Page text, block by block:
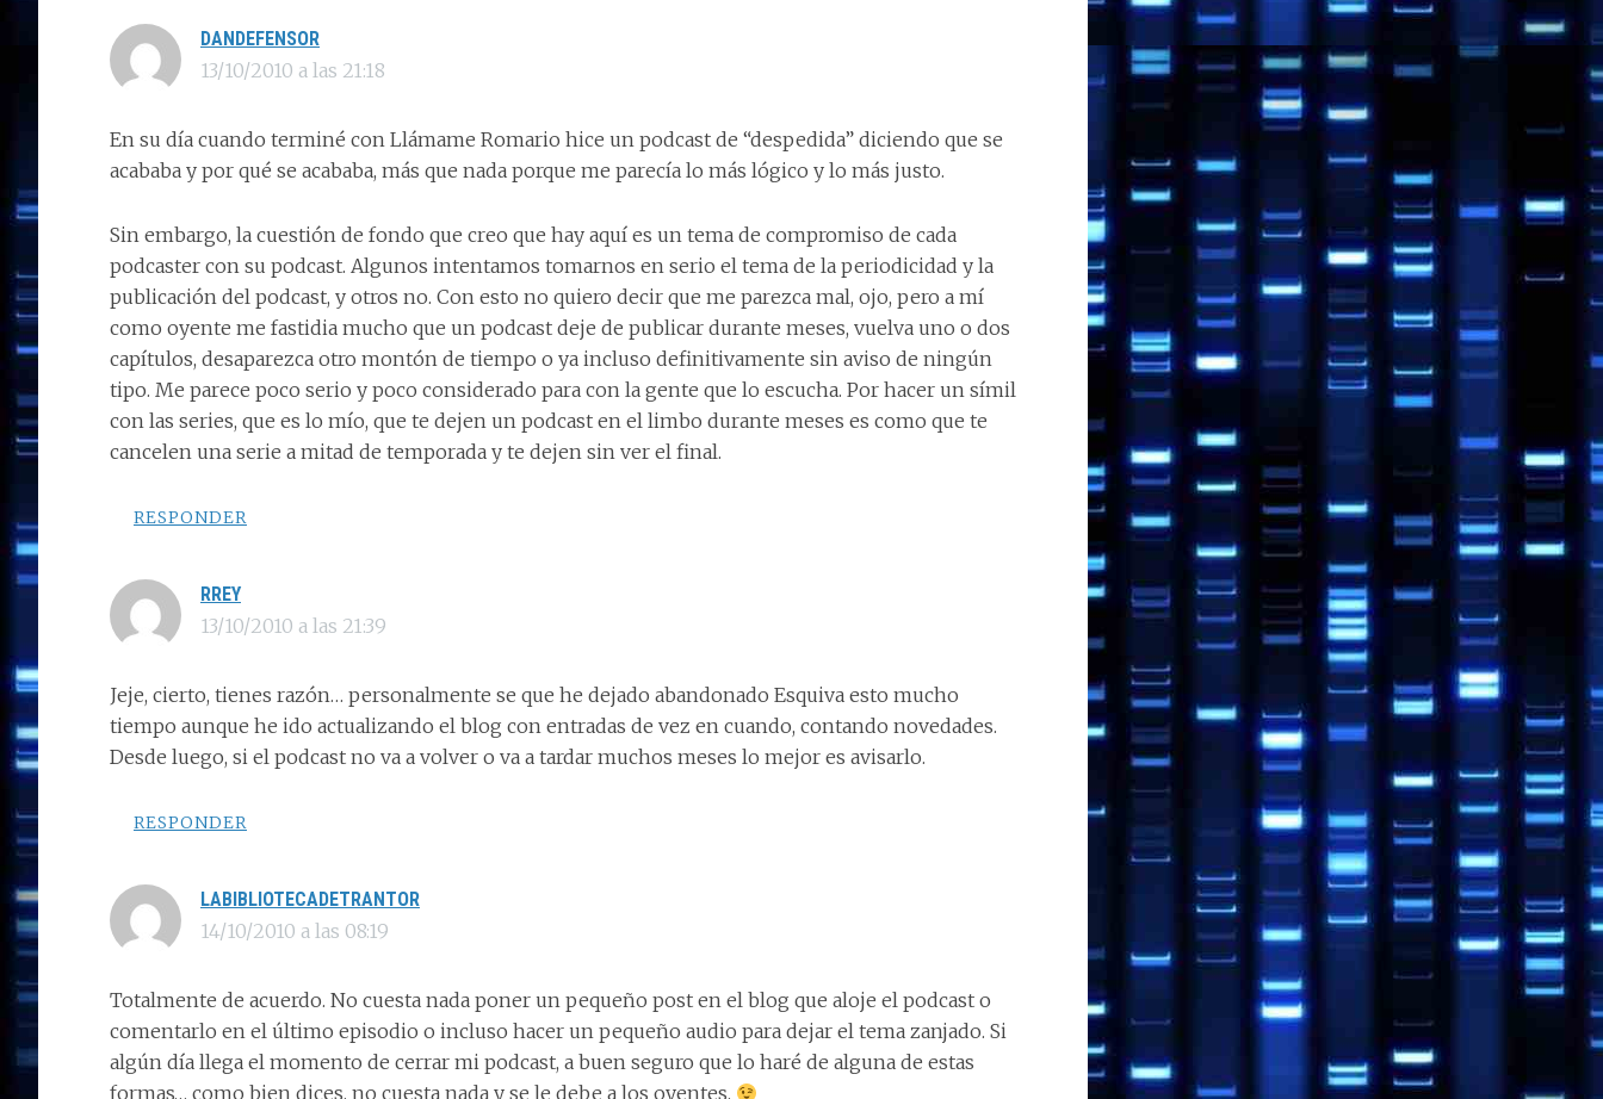
DANDEFENSOR
13/10/2010 a las 21:18
En su día cuando terminé con Llámame Romario hice un podcast de “despedida” diciendo que se
acababa y por qué se acababa, más que nada porque me parecía lo más lógico y lo más justo.
Sin embargo, la cuestión de fondo que creo que hay aquí es un tema de compromiso de cada
podcaster con su podcast. Algunos intentamos tomarnos en serio el tema de la periodicidad y la
publicación del podcast, y otros no. Con esto no quiero decir que me parezca mal, ojo, pero a mí
como oyente me fastidia mucho que un podcast deje de publicar durante meses, vuelva uno o dos
capítulos, desaparezca otro montón de tiempo o ya incluso definitivamente sin aviso de ningún
tipo. Me parece poco serio y poco considerado para con la gente que lo escucha. Por hacer un símil
con las series, que es lo mío, que te dejen un podcast en el limbo durante meses es como que te
cancelen una serie a mitad de temporada y te dejen sin ver el final.
RESPONDER
RREY
13/10/2010 a las 21:39
Jeje, cierto, tienes razón… personalmente se que he dejado abandonado Esquiva esto mucho
tiempo aunque he ido actualizando el blog con entradas de vez en cuando, contando novedades.
Desde luego, si el podcast no va a volver o va a tardar muchos meses lo mejor es avisarlo.
RESPONDER
LABIBLIOTECADETRANTOR
14/10/2010 a las 08:19
Totalmente de acuerdo. No cuesta nada poner un pequeño post en el blog que aloje el podcast o
comentarlo en el último episodio o incluso hacer un pequeño audio para dejar el tema zanjado. Si
algún día llega el momento de cerrar mi podcast, a buen seguro que lo haré de alguna de estas
formas… como bien dices, no cuesta nada y se le debe a los oyentes.